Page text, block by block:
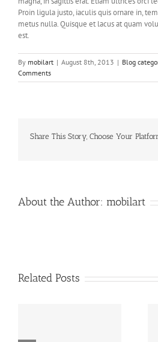
Proin ligula justo, iaculis quis ornare in,
metus nulla. Quisque et lacus at quam
est.
By mobilart | August 8th, 2013 | Blog
Comments
Share This Story, Choose Your
About the Author: mobilart
Related Posts